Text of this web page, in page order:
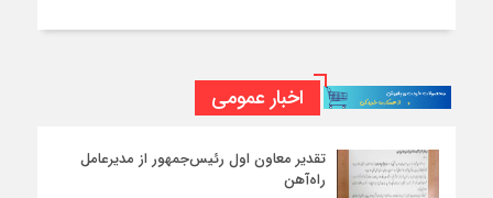
اخبار عمومی
تقدیر معاون اول رئیس‌جمهور از مدیرعامل
راه‌آهن